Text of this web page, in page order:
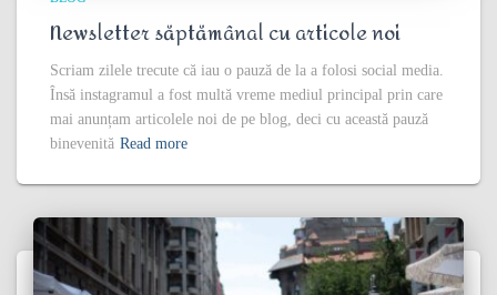
Newsletter săptămânal cu articole noi
Scriam zilele trecute că iau o pauză de la a folosi social media.
Însă instagramul a fost multă vreme mediul principal prin care
mai anunțam articolele noi de pe blog, deci cu această pauză
binevenită Read more